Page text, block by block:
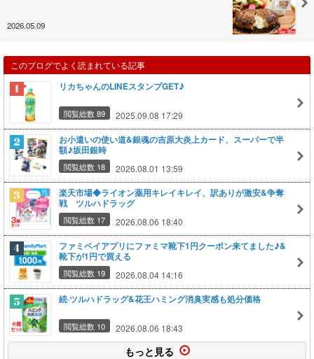
2026.05.09
このブログでよく読まれている記事
リカちゃんのLINEスタンプGET♪
閲覧総数 89 2025.09.08 17:29
お小遣いの使い道&銀魂の吉原大炎上カード、スーパーで半
額♪坂田銀時
閲覧総数 18 2026.08.01 13:59
楽天市場◆ライオン薬用キレイキレイ、訳ありが激安&争奪
戦 ツルハドラッグ
閲覧総数 17 2026.08.06 18:40
ファミペイアプリにファミマ靴下1円クーポン来てました♪&
靴下が1円で買える
閲覧総数 19 2026.08.04 14:16
続·ツルハドラッグ&花王ハミング消臭実感も処分価格
閲覧総数 10 2026.08.06 18:43
もっと見る